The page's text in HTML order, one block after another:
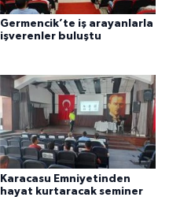
Germencik’te iş arayanlarla
işverenler buluştu
Karacasu Emniyetinden
hayat kurtaracak seminer